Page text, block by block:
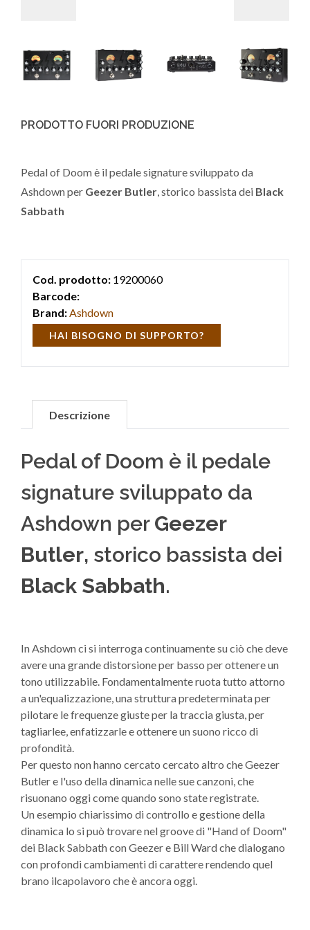
PRODOTTO FUORI PRODUZIONE
Pedal of Doom è il pedale signature sviluppato da
Ashdown per Geezer Butler, storico bassista dei Black
Sabbath
Cod. prodotto: 19200060
Barcode:
Brand:Ashdown
HAI BISOGNO DI SUPPORTO?
Descrizione
Pedal of Doom è il pedale
signature sviluppato da
Ashdown per Geezer
Butler, storico bassista dei
Black Sabbath.
In Ashdown ci si interroga continuamente su ciò che deve
avere una grande distorsione per basso per ottenere un
tono utilizzabile. Fondamentalmente ruota tutto attorno
a un'equalizzazione, una struttura predeterminata per
pilotare le frequenze giuste per la traccia giusta, per
tagliarlee, enfatizzarle e ottenere un suono ricco di
profondità.
Per questo non hanno cercato cercato altro che Geezer
Butler e l'uso della dinamica nelle sue canzoni, che
risuonano oggi come quando sono state registrate.
Un esempio chiarissimo di controllo e gestione della
dinamica lo si può trovare nel groove di "Hand of Doom"
dei Black Sabbath con Geezer e Bill Ward che dialogano
con profondi cambiamenti di carattere rendendo quel
brano ilcapolavoro che è ancora oggi.